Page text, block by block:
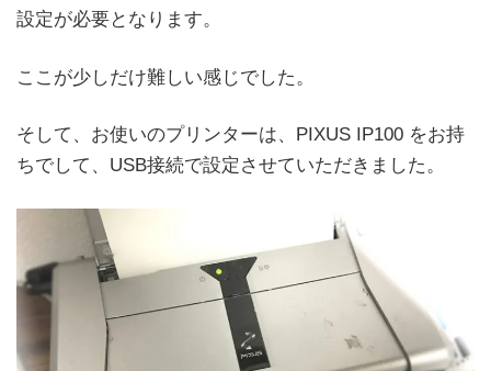
設定が必要となります。
ここが少しだけ難しい感じでした。
そして、お使いのプリンターは、PIXUS IP100 をお持
ちでして、USB接続で設定させていただきました。